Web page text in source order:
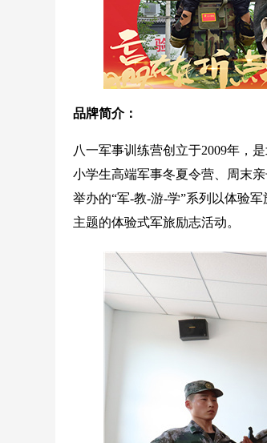
品牌简介：
八一军事训练营创立于2009年，
小学生高端军事冬夏令营、周末
举办的“军-教-游-学”系列以体验
主题的体验式军旅励志活动。